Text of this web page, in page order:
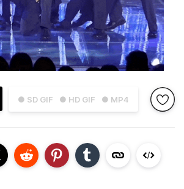
● SD GIF ● HD GIF ● MP4